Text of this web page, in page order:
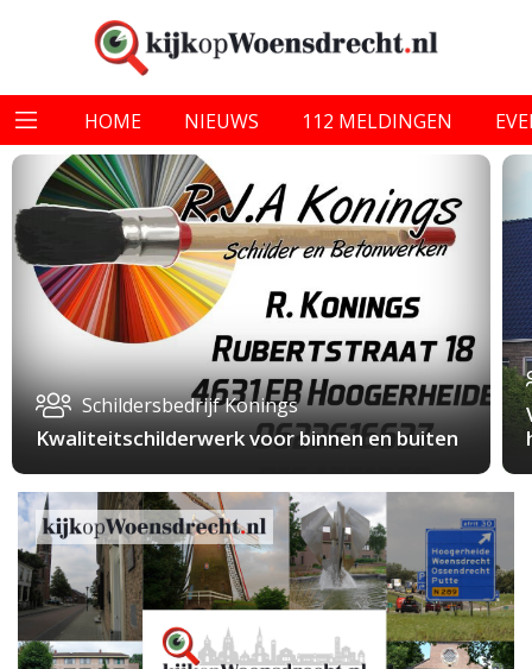
HOME NIEUWS 112 MELDINGEN
Schildersbedrijf Konings
Kwaliteitschilderwerk voor binnen en buiten